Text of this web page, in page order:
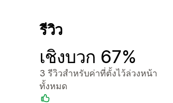
รีวิว
เชิงบวก 67%
3 รีวิวสำหรับค่าที่ตั้งไว้ล่วงหน้า
ทั้งหมด